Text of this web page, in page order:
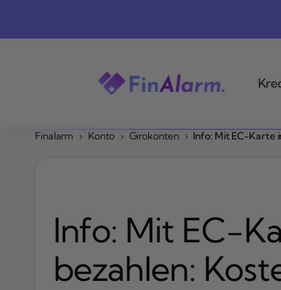
springen
Finalarm › Konto › Girokonten › Info: Mit EC-Karte
Info: Mit EC-
bezahlen: